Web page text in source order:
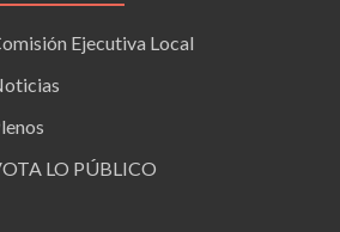
Ejecutiva Local
LO PÚBLICO